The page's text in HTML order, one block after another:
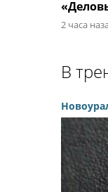
2 часа
В